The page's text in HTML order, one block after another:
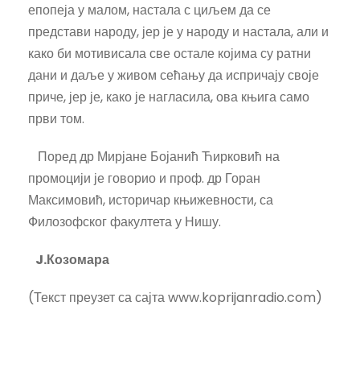
епопеја у малом, настала с циљем да се
представи народу, јер је у народу и настала, али и
како би мотивисала све остале којима су ратни
дани и даље у живом сећању да испричају своје
приче, јер је, како је нагласила, ова књига само
први том.
Поред др Мирјане Бојанић Ћирковић на
промоцији је говорио и проф. др Горан
Максимовић, историчар књижевности, са
Филозофског факултета у Нишу.
J.Козомара
(Текст преузет са сајта www.koprijanradio.com)